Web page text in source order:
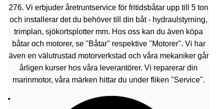
276. Vi erbjuder åretruntservice för fritidsbåtar upp till 5 ton
och installerar det du behöver till din båt - hydraulstyrning,
trimplan, sjökortsplotter mm. Hos oss kan du även köpa
båtar och motorer, se "Båtar" respektive "Motorer". Vi har
även en välutrustad motorverkstad och våra mekaniker går
årligen kurser hos våra leverantörer. Vi reparerar din
marinmotor, våra märken hittar du under fliken "Service".